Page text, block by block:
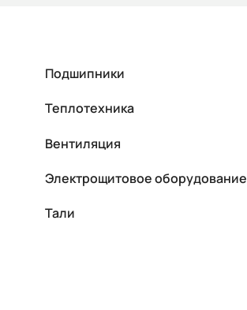
Подшипники
Теплотехника
Вентиляция
Электрощитовое оборудование
Тали